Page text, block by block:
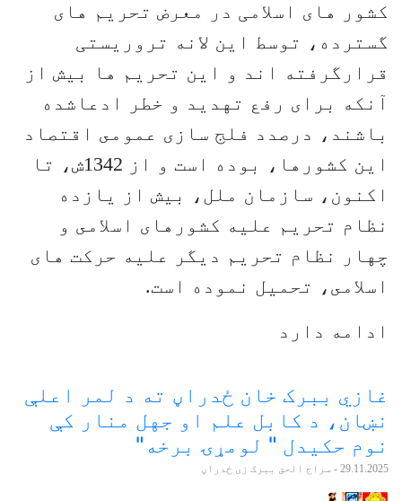
کشور های اسلامی در معرض تحريم هاى
گسترده، توسط این لانه تروریستی
قرارگرفته اند و اين تحريم ها بيش از
آنكه براى رفع تهديد و خطر ادعاشده
باشند، درصدد فلج سازى عمومى اقتصاد
اين كشورها، بوده است و از 1342ش، تا
اكنون، سازمان ملل، بيش از يازده
نظام تحريم عليه كشورهاى اسلامى و
چهار نظام تحريم دیگر عليه حرکت های
اسلامى، تحمیل نموده است.
ادامه دارد
غازي ببرک خان ځدراڼ ته د لمر اعلې
نښان، د کابل علم او جهل منار کې
نوم حکیدل " لومړۍ برخه"
29.11.2025 - سراج الحق ببرک زی ځدراڼ